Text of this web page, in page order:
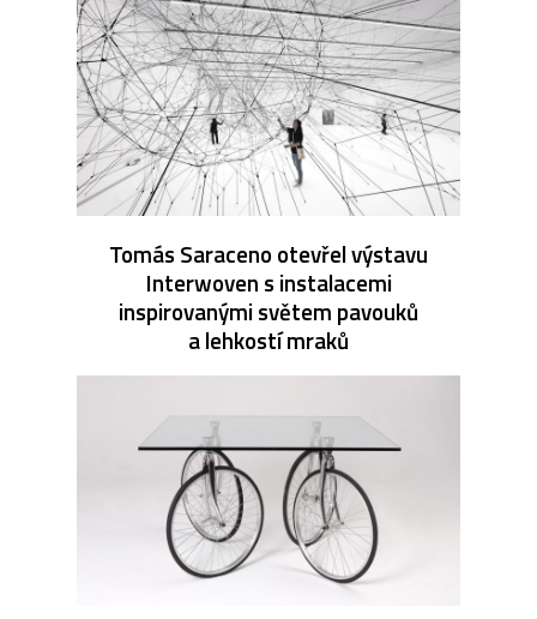
Tomás Saraceno otevřel výstavu
Interwoven s instalacemi
inspirovanými světem pavouků
a lehkostí mraků